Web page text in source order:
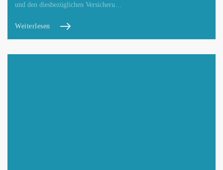
und den diesbezüglichen Versicheru…
Weiterlesen